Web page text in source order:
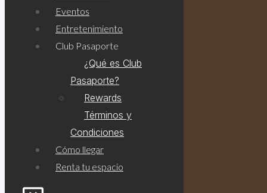
Eventos
Entretenimiento
Club Pasaporte
¿Qué es Club
Pasaporte?
Rewards
Términos y
Condiciones
Cómo llegar
Renta tu espacio
Bolsa de trabajo